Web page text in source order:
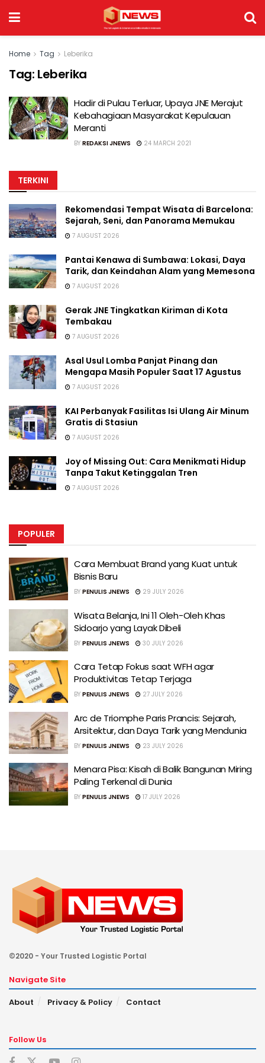
Home Tag Leberika
Tag: Leberika
Hadir di Pulau Terluar, Upaya JNE Merajut
Kebahagiaan Masyarakat Kepulauan
Meranti
BY REDAKSI JNEWS 24 MARCH 2021
TERKINI
Rekomendasi Tempat Wisata di Barcelona:
Sejarah, Seni, dan Panorama Memukau
7 AUGUST 2026
Pantai Kenawa di Sumbawa: Lokasi, Daya
Tarik, dan Keindahan Alam yang Memesona
7 AUGUST 2026
Gerak JNE Tingkatkan Kiriman di Kota
Tembakau
7 AUGUST 2026
Asal Usul Lomba Panjat Pinang dan
Mengapa Masih Populer Saat 17 Agustus
7 AUGUST 2026
KAI Perbanyak Fasilitas Isi Ulang Air Minum
Gratis di Stasiun
7 AUGUST 2026
Joy of Missing Out: Cara Menikmati Hidup
Tanpa Takut Ketinggalan Tren
7 AUGUST 2026
POPULER
Cara Membuat Brand yang Kuat untuk
Bisnis Baru
BY PENULIS JNEWS 29 JULY 2026
Wisata Belanja, Ini 11 Oleh-Oleh Khas
Sidoarjo yang Layak Dibeli
BY PENULIS JNEWS 30 JULY 2026
Cara Tetap Fokus saat WFH agar
Produktivitas Tetap Terjaga
BY PENULIS JNEWS 27 JULY 2026
Arc de Triomphe Paris Prancis: Sejarah,
Arsitektur, dan Daya Tarik yang Mendunia
BY PENULIS JNEWS 23 JULY 2026
Menara Pisa: Kisah di Balik Bangunan Miring
Paling Terkenal di Dunia
BY PENULIS JNEWS 17 JULY 2026
©2020 - Your Trusted Logistic Portal
Navigate Site
About
Privacy & Policy Contact
Follow Us